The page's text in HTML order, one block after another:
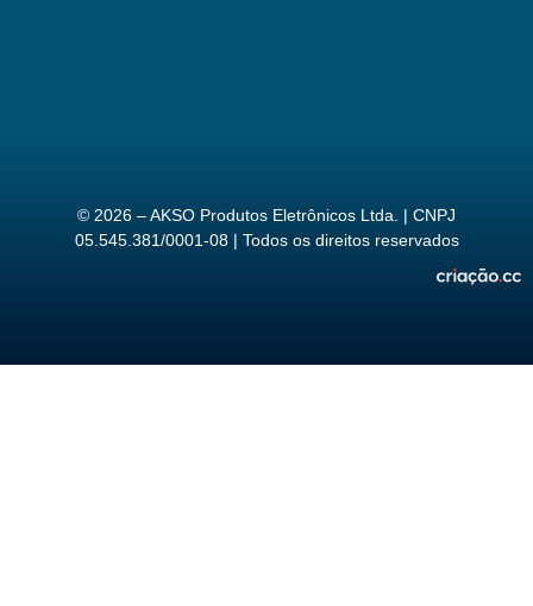
© 2026 – AKSO Produtos Eletrônicos Ltda. | CNPJ
05.545.381/0001-08 | Todos os direitos reservados